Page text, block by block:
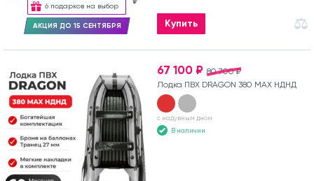
6 подарков на выбор
АКЦИЯ ДО 15 СЕНТЯБРЯ Купить
80 700 ₽
67 100 ₽
Лодка ПВХ DRAGON 380 MAX НДНД
с надувным дном
В наличии